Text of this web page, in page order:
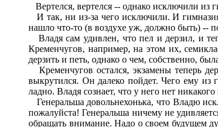
Вертелся, вертелся -- однако исключили из
И так, ни из-за чего исключили. И
нашло что-то (в воздухе уж, должно быть) --
Владя сам удивлен, что пел и дерзил, и
Кременчугов, например, на этом их,
дерзить и петь, однако о чем, собственно,
Кременчугов остался, экзамены теперь
выкрутился. Он далеко пойдет. Чего ему из
ладно. Владя сознает, что у него нет
Генеральша довольнехонька, что Владю
пожалуйста! Генеральша ничему не
обращать внимание. Надо о своем будущем